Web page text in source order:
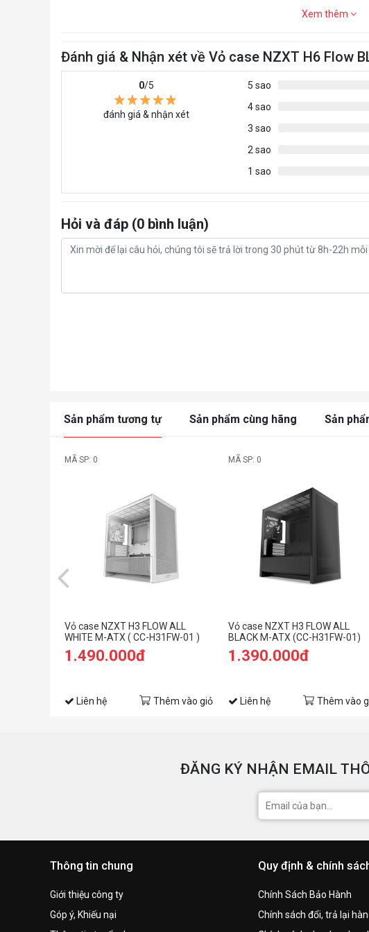
Xem thêm
Đánh giá & Nhận xét về Vỏ case NZXT H6 Flow
0/5
đánh giá & nhận xét
5 sao
4 sao
3 sao
2 sao
1 sao
Hỏi và đáp (0 bình luận)
Sản phẩm tương tự Sản phẩm cùng hãng Sản
MÃ SP: 0
Vỏ case NZXT H3 FLOW ALL
WHITE M-ATX ( CC-H31FW-01 )
1.490.000đ
Liên hệ Thêm vào giỏ
MÃ SP: 0
Vỏ case NZXT H3 FLOW ALL
BLACK M-ATX (CC-H31FW-01)
1.390.000đ
Liên hệ Thêm vào
ĐĂNG KÝ NHẬN EMAIL
Thông tin chung
Giới thiệu công ty
Góp ý, Khiếu nại
Quy định & chính
Chính Sách Bảo Hành
Chính sách đổi, trả lại